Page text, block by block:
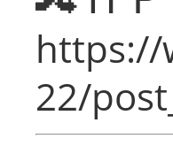
https://
22/